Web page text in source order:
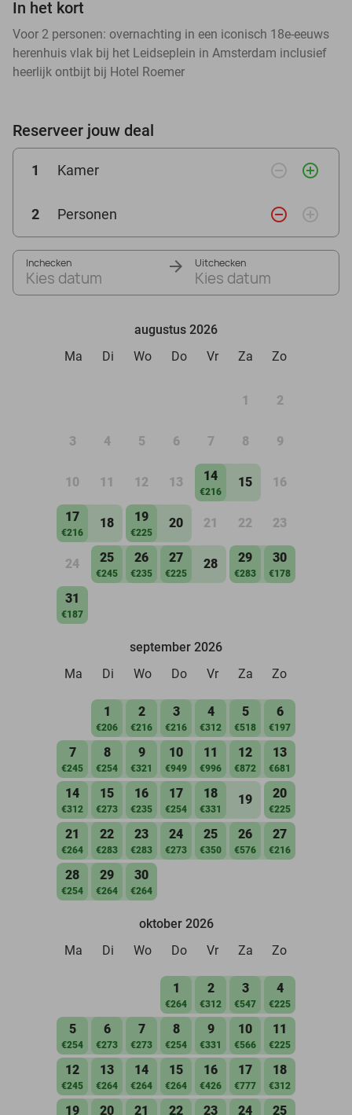
In het kort
Voor 2 personen: overnachting in een iconisch 18e-eeuws
herenhuis vlak bij het Leidseplein in Amsterdam inclusief
heerlijk ontbijt bij Hotel Roemer
Reserveer jouw deal
1 Kamer remove_circle_outline add_circle_outline
2 Personen remove_circle_outline add_circle_outline
Inchecken
Kies datum
Uitchecken
Kies datum
augustus 2026
Ma
Di Wo Do Vr Za Zo
1 2
3 4 5 6 7 8 9
10 11 12 13 14
€216
15 16
17
€216
18 19
€225
20 21 22 23
24 25
€245
26
€235
27
€225
28 29
€283
30
€178
31
€187
september 2026
Ma
Di Wo Do Vr Za Zo
1
€206
2
€216
3
€216
4
€312
5
€518
6
€197
7
€245
8
€254
9
€321
10
€949
11
€996
12
€872
13
€681
14
€312
15
€273
16
€235
17
€254
18
€331
19 20
€225
21
€264
22
€283
23
€283
24
€273
25
€350
26
€576
27
€216
28
€254
29
€264
30
€264
oktober 2026
Ma
Di Wo Do Vr Za Zo
1
€264
2
€312
3
€547
4
€225
5
€254
6
€273
7
€273
8
€254
9
€331
10
€566
11
€225
12
€245
13
€264
14
€264
15
€264
16
€426
17
€777
18
€312
19 20 21 22 23 24 25